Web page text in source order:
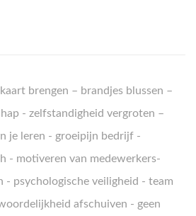
brengen – brandjes blussen –
- zelfstandigheid vergroten –
je leren - groeipijn bedrijf-
- motiveren van medewerkers-
- psychologische veiligheid - team
afschuiven - geen